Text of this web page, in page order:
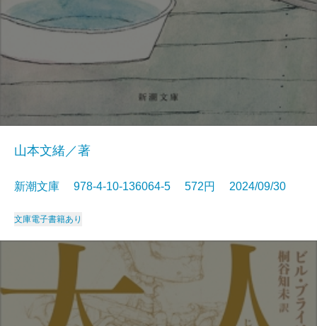
山本文緒／著
新潮文庫 978-4-10-136064-5 572円 2024/09/30
文庫電子書籍あり